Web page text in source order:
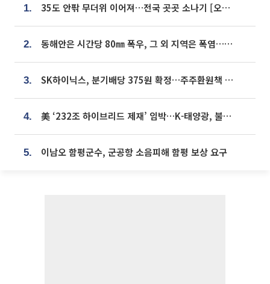
1. 35도 안팎 무더위 이어져…전국 곳곳 소나기 [오늘 날씨]
2. 동해안은 시간당 80㎜ 폭우, 그 외 지역은 폭염…‘극과 극 날씨’
3. SK하이닉스, 분기배당 375원 확정…주주환원책 9월로 앞당겨 발표
4. 美 ‘232조 하이브리드 제재’ 임박…K-태양광, 불확실성 털고 날개 다나
5. 이남오 함평군수, 군공항 소음피해 함평 보상 요구